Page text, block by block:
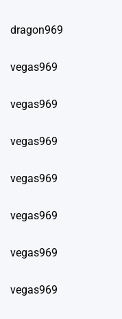
dragon969
vegas969
vegas969
vegas969
vegas969
vegas969
vegas969
vegas969